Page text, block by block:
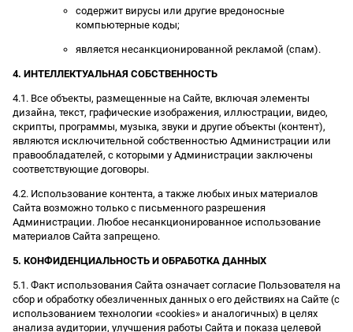
содержит вирусы или другие вредоносные
компьютерные коды;
является несанкционированной рекламой (спам).
4. ИНТЕЛЛЕКТУАЛЬНАЯ СОБСТВЕННОСТЬ
4.1. Все объекты, размещенные на Сайте, включая элементы
дизайна, текст, графические изображения, иллюстрации, видео,
скрипты, программы, музыка, звуки и другие объекты (контент),
являются исключительной собственностью Администрации или
правообладателей, с которыми у Администрации заключены
соответствующие договоры.
4.2. Использование контента, а также любых иных материалов
Сайта возможно только с письменного разрешения
Администрации. Любое несанкционированное использование
материалов Сайта запрещено.
5. КОНФИДЕНЦИАЛЬНОСТЬ И ОБРАБОТКА ДАННЫХ
5.1. Факт использования Сайта означает согласие Пользователя на
сбор и обработку обезличенных данных о его действиях на Сайте (с
использованием технологии «cookies» и аналогичных) в целях
анализа аудитории, улучшения работы Сайта и показа целевой